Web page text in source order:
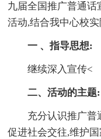
九届全国推广普通话
活动,结合我中心校
一 、指导思想:
继续深入宣传<
二、活动的主题:
充分认识推广普
促进社会交往,维护